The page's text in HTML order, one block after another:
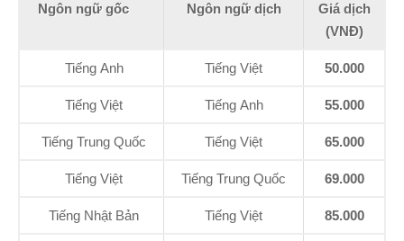
Ngôn ngữ gốc Ngôn ngữ dịch
Giá dịch
(VNĐ)
Tiếng Anh Tiếng Việt 50.000
Tiếng Việt Tiếng Anh 55.000
Tiếng Trung Quốc Tiếng Việt 65.000
Tiếng Việt Tiếng Trung Quốc 69.000
Tiếng Nhật Bản Tiếng Việt 85.000